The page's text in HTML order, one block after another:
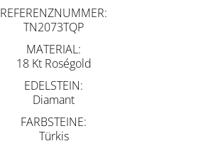
REFERENZNUMMER
TN2073TQP
MATERIAL
18 Kt Roségold
EDELSTEIN
Diamant
FARBSTEINE
Türkis